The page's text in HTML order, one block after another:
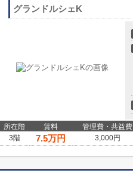
グランドルシェK
所在階 賃料 管理費・共益費
3階
7.5万円 3,000円